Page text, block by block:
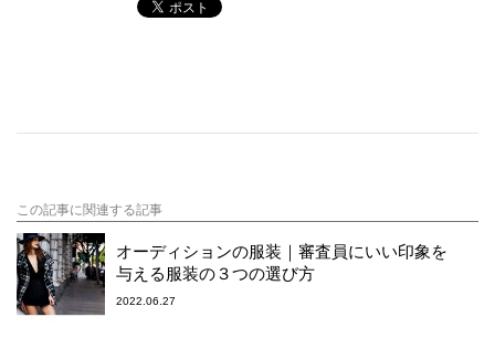
この記事に関連する記事
オーディションの服装｜審査員にいい印象を
与える服装の３つの選び方
2022.06.27